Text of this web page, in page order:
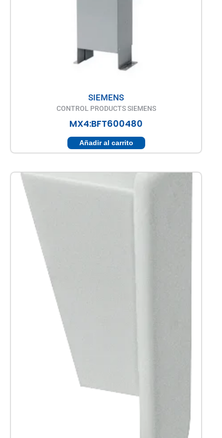
SIEMENS
CONTROL PRODUCTS SIEMENS
MX4:BFT600480
Añadir al carrito